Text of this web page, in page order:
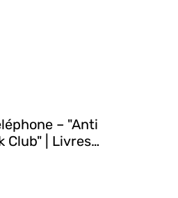
– "Anti
Club" | Livres